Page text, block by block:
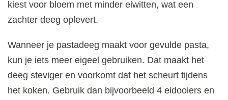
kiest voor bloem met minder eiwitten, wat een
zachter deeg oplevert.
Wanneer je pastadeeg maakt voor gevulde pasta,
kun je iets meer eigeel gebruiken. Dat maakt het
deeg steviger en voorkomt dat het scheurt tijdens
het koken. Gebruik dan bijvoorbeeld 4 eidooiers en